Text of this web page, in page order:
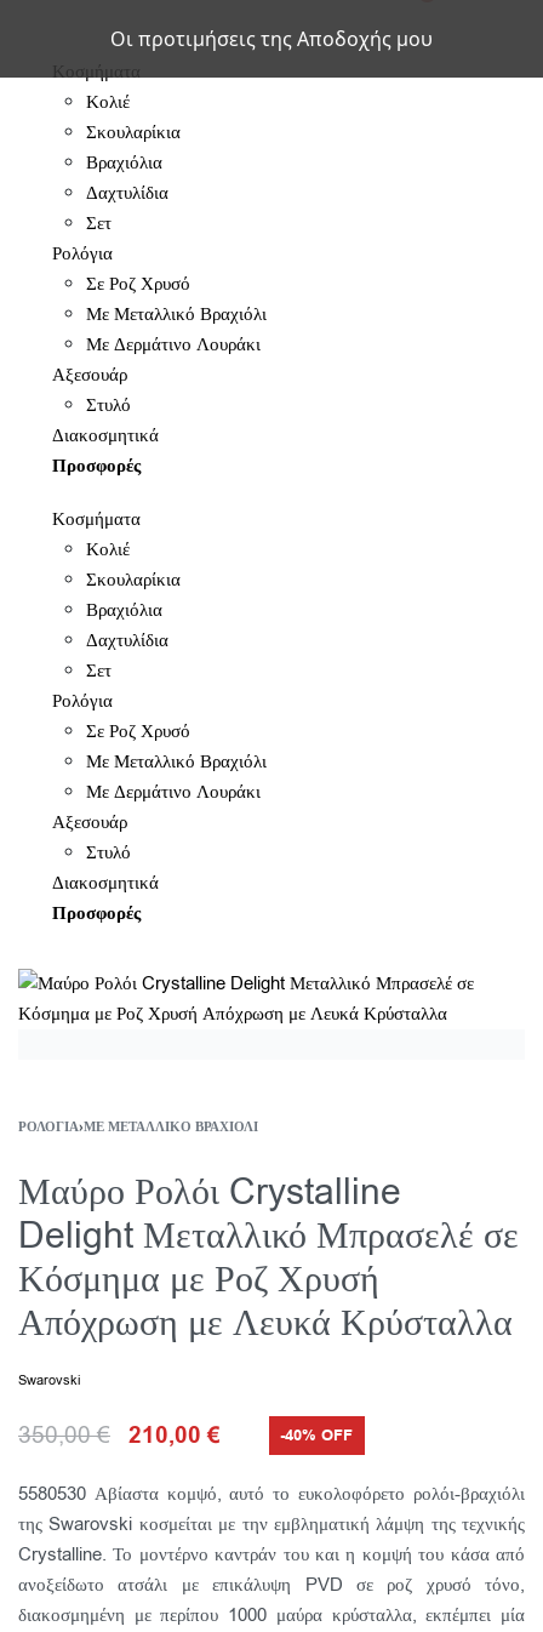
Κοσμήματα
Κολιέ
Σκουλαρίκια
Βραχιόλια
Δαχτυλίδια
Σετ
Ρολόγια
Σε Ροζ Χρυσό
Με Μεταλλικό Βραχιόλι
Με Δερμάτινο Λουράκι
Αξεσουάρ
Στυλό
Διακοσμητικά
Προσφορές
Κοσμήματα
Κολιέ
Σκουλαρίκια
Βραχιόλια
Δαχτυλίδια
Σετ
Ρολόγια
Σε Ροζ Χρυσό
Με Μεταλλικό Βραχιόλι
Με Δερμάτινο Λουράκι
Αξεσουάρ
Στυλό
Διακοσμητικά
Προσφορές
ΡΟΛΌΓΙΑ›ΜΕ ΜΕΤΑΛΛΙΚΌ ΒΡΑΧΙΌΛΙ
Μαύρο Ρολόι Crystalline
Delight Μεταλλικό Μπρασελέ σε
Κόσμημα με Ροζ Χρυσή
Απόχρωση με Λευκά Κρύσταλλα
Swarovski
350,00€ 210,00€ -40% OFF
5580530 Αβίαστα κομψό, αυτό το ευκολοφόρετο ρολόι-βραχιόλι
της Swarovski κοσμείται με την εμβληματική λάμψη της τεχνικής
Crystalline. Το μοντέρνο καντράν του και η κομψή του κάσα από
ανοξείδωτο ατσάλι με επικάλυψη PVD σε ροζ χρυσό τόνο,
διακοσμημένη με περίπου 1000 μαύρα κρύσταλλα, εκπέμπει μία
Οι προτιμήσεις της Αποδοχής μου